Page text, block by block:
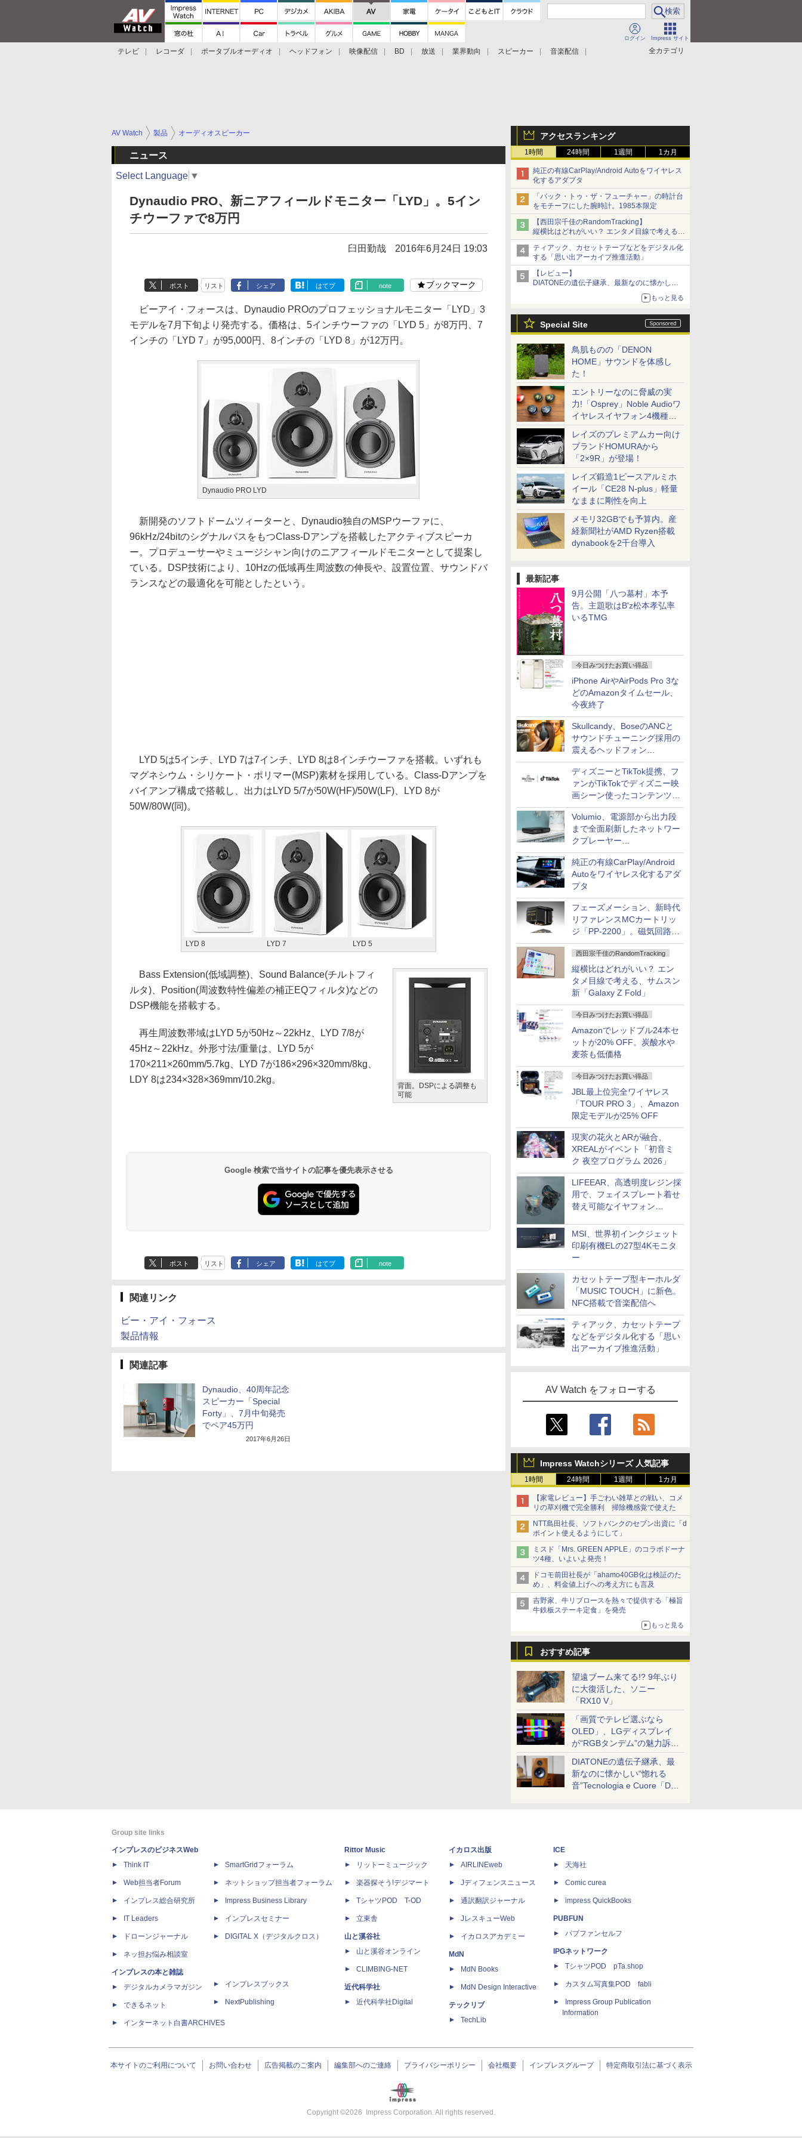
ログイン Impress サイト
全カテゴリ
テレビ レコーダ ポータブルオーディオ ヘッドフォン 映像配信 BD 放送 業界動向 スピーカー
音楽配信
アクセスランキング
1時間 24時間 1週間 1カ月
純正の有線CarPlay/Android Autoをワイヤレス
化するアダプタ
「バック・トゥ・ザ・フューチャー」の時計台
をモチーフにした腕時計。1985本限定
【西田宗千佳のRandomTracking】
縦横比はどれがいい？ エンタメ目線で考える、
サムスン新「Galaxy Z Fold」
ティアック、カセットテープなどをデジタル化
する「思い出アーカイブ推進活動」
【レビュー】
DIATONEの遺伝子継承、最新なのに懐かし
い“惚れる音”Tecnologia e Cuore「DS-TC52B」
もっと見る
Special Site
鳥肌ものの「DENON
HOME」サウンドを体感し
た！
エントリーなのに脅威の実
力!「Osprey」Noble Audioワ
イヤレスイヤフォン4機種を
一気に聴く
レイズのプレミアムカー向け
ブランドHOMURAから
「2×9R」が登場！
レイズ鍛造1ピースアルミホ
イール「CE28 N-plus」軽量
なままに剛性を向上
メモリ32GBでも予算内。産
経新聞社がAMD Ryzen搭載
dynabookを2千台導入
最新記事
9月公開「八つ墓村」本予
告。主題歌はB'z松本孝弘率
いるTMG
今日みつけたお買い得品
iPhone AirやAirPods Pro 3な
どのAmazonタイムセール、
今夜終了
Skullcandy、BoseのANCと
サウンドチューニング採用の
震えるヘッドフォン
「Crusher 1080 ANC」
ディズニーとTikTok提携、フ
ァンがTikTokでディズニー映
画シーン使ったコンテンツ制
作、Disney+にも配信
Volumio、電源部から出力段
まで全面刷新したネットワー
クプレーヤー
「Primo（2026）」
純正の有線CarPlay/Android
Autoをワイヤレス化するアダ
プタ
フェーズメーション、新時代
リファレンスMCカートリッ
ジ「PP-2200」。磁気回路や
ハウジングを根本から見直し
西田宗千佳のRandomTracking
縦横比はどれがいい？ エン
タメ目線で考える、サムスン
新「Galaxy Z Fold」
今日みつけたお買い得品
Amazonでレッドブル24本セ
ットが20% OFF。炭酸水や
麦茶も低価格
今日みつけたお買い得品
JBL最上位完全ワイヤレス
「TOUR PRO 3」、Amazon
限定モデルが25% OFF
現実の花火とARが融合、
XREALがイベント「初音ミ
ク 夜空プログラム 2026」
LIFEEAR、高透明度レジン採
用で、フェイスプレート着せ
替え可能なイヤフォン
MSI、世界初インクジェット
印刷有機ELの27型4Kモニタ
ー
カセットテープ型キーホルダ
「MUSIC TOUCH」に新色。
NFC搭載で音楽配信へ
ティアック、カセットテープ
などをデジタル化する「思い
出アーカイブ推進活動」
AV Watch をフォローする
Impress Watchシリーズ 人気記事
1時間 24時間 1週間 1カ月
【家電レビュー】手ごわい雑草との戦い、コメ
リの草刈機で完全勝利 掃除機感覚で使えた
NTT島田社長、ソフトバンクのセブン出資に「d
ポイント使えるようにして」
ミスド「Mrs. GREEN APPLE」のコラボドーナ
ツ4種、いよいよ発売！
ドコモ前田社長が「ahamo40GB化は検証のた
め」、料金値上げへの考え方にも言及
吉野家、牛リブロースを熱々で提供する「極旨
牛鉄板ステーキ定食」を発売
もっと見る
おすすめ記事
望遠ブーム来てる!? 9年ぶり
に大復活した、ソニー
「RX10 V」
「画質でテレビ選ぶなら
OLED」、LGディスプレイ
が“RGBタンデム”の魅力訴
求。液晶とのガチ比較も
DIATONEの遺伝子継承、最
新なのに懐かしい“惚れる
音”Tecnologia e Cuore「DS-
AV Watch 製品 オーディオスピーカー
ニュース
Select Language ▼
Dynaudio PRO、新ニアフィールドモニター「LYD」。5イン
チウーファで8万円
臼田勤哉 2016年6月24日 19:03
ポスト リスト シェア はてブ note ブックマーク
ビーアイ・フォースは、Dynaudio PROのプロフェッショナルモニター「LYD」3
モデルを7月下旬より発売する。価格は、5インチウーファの「LYD 5」が8万円、7
インチの「LYD 7」が95,000円、8インチの「LYD 8」が12万円。
Dynaudio PRO LYD
新開発のソフトドームツィーターと、Dynaudio独自のMSPウーファに、
96kHz/24bitのシグナルパスをもつClass-Dアンプを搭載したアクティブスピーカ
ー。プロデューサーやミュージシャン向けのニアフィールドモニターとして提案し
ている。DSP技術により、10Hzの低域再生周波数の伸長や、設置位置、サウンドバ
ランスなどの最適化を可能としたという。
LYD 5は5インチ、LYD 7は7インチ、LYD 8は8インチウーファを搭載。いずれも
マグネシウム・シリケート・ポリマー(MSP)素材を採用している。Class-Dアンプを
バイアンプ構成で搭載し、出力はLYD 5/7が50W(HF)/50W(LF)、LYD 8が
50W/80W(同)。
LYD 8 LYD 7 LYD 5
背面。DSPによる調整も
可能
Bass Extension(低域調整)、Sound Balance(チルトフィ
ルタ)、Position(周波数特性偏差の補正EQフィルタ)などの
DSP機能を搭載する。
再生周波数帯域はLYD 5が50Hz～22kHz、LYD 7/8が
45Hz～22kHz。外形寸法/重量は、LYD 5が
170×211×260mm/5.7kg、LYD 7が186×296×320mm/8kg、
LDY 8は234×328×369mm/10.2kg。
Google 検索で当サイトの記事を優先表示させる
ポスト リスト シェア はてブ note
関連リンク
ビー・アイ・フォース
製品情報
関連記事
Dynaudio、40周年記念
スピーカー「Special
Forty」、7月中旬発売
でペア45万円
2017年6月26日
Group site links
インプレスのビジネスWeb
Think IT
Web担当者Forum
インプレス総合研究所
IT Leaders
ドローンジャーナル
ネッ担お悩み相談室
インプレスの本と雑誌
デジタルカメラマガジン
できるネット
インターネット白書ARCHIVES
SmartGridフォーラム
ネットショップ担当者フォーラム
Impress Business Library
インプレスセミナー
DIGITAL X（デジタルクロス）
インプレスブックス
NextPublishing
Rittor Music
リットーミュージック
楽器探そう!デジマート
TシャツPOD T-OD
立東舎
山と溪谷社
山と溪谷オンライン
CLIMBING-NET
近代科学社
近代科学社Digital
イカロス出版
AIRLINEweb
Jディフェンスニュース
通訳翻訳ジャーナル
JレスキューWeb
イカロスアカデミー
MdN
MdN Books
MdN Design Interactive
テックリブ
TechLib
ICE
天海社
Comic curea
impress QuickBooks
PUBFUN
パブファンセルフ
IPGネットワーク
TシャツPOD pTa.shop
カスタム写真集POD fabli
Impress Group Publication
Information
本サイトのご利用について お問い合わせ 広告掲載のご案内 編集部へのご連絡 プライバシーポリシー 会社概要 インプレスグループ 特定商取引法に基づく表示
Copyright ©2026 Impress Corporation. All rights reserved.